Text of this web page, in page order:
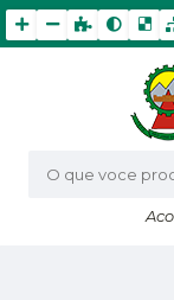
O que voce